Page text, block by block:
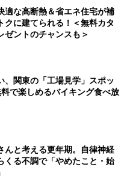
適な高断熱＆省エネ住宅が補
クに建てられる！＜無料カタ
ゼントのチャンスも＞
、関東の「工場見学」スポッ
料で楽しめるバイキング食べ放
んと考える更年期。自律神経
くる不調で「やめたこと・始